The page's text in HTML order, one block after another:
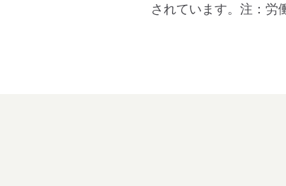
されています。注：労